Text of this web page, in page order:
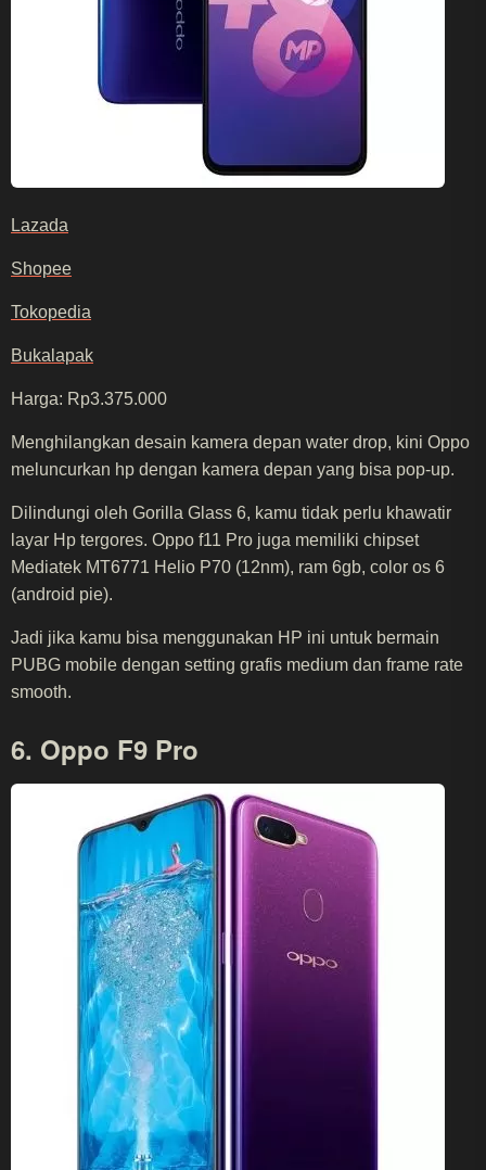
Lazada
Shopee
Tokopedia
Bukalapak
Harga: Rp3.375.000
Menghilangkan desain kamera depan water drop, kini Oppo
meluncurkan hp dengan kamera depan yang bisa pop-up.
Dilindungi oleh Gorilla Glass 6, kamu tidak perlu khawatir
layar Hp tergores. Oppo f11 Pro juga memiliki chipset
Mediatek MT6771 Helio P70 (12nm), ram 6gb, color os 6
(android pie).
Jadi jika kamu bisa menggunakan HP ini untuk bermain
PUBG mobile dengan setting grafis medium dan frame rate
smooth.
6. Oppo F9 Pro